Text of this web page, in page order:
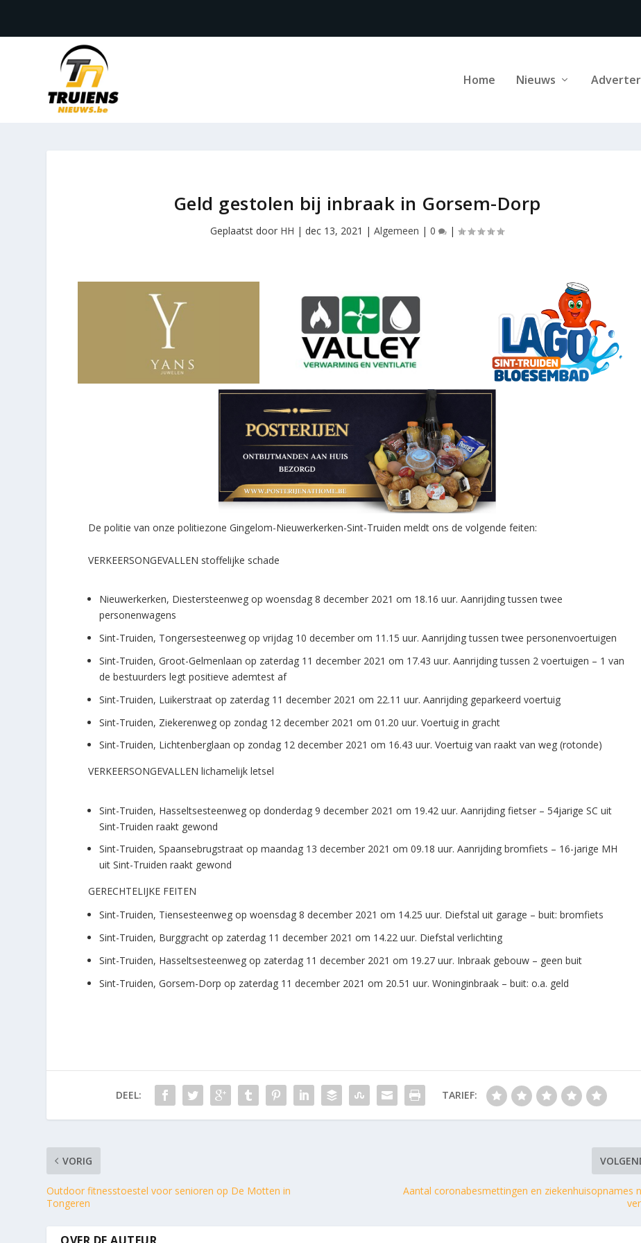
Home Nieuws
Geld gestolen bij inbraak in Gorsem-Dorp
Geplaatst door HH |dec 13, 2021 |Algemeen |0 |
De politie van onze politiezone Gingelom-Nieuwerkerken-Sint-Truiden meldt ons de volgende feiten:
VERKEERSONGEVALLEN stoffelijke schade
Nieuwerkerken, Diestersteenweg op woensdag 8 december 2021 om 18.16 uur. Aanrijding tussen twee
personenwagens
Sint-Truiden, Tongersesteenweg op vrijdag 10 december om 11.15 uur. Aanrijding tussen twee personenvoertuigen
Sint-Truiden, Groot-Gelmenlaan op zaterdag 11 december 2021 om 17.43 uur. Aanrijding tussen 2 voertuigen – 1 van
de bestuurders legt positieve ademtest af
Sint-Truiden, Luikerstraat op zaterdag 11 december 2021 om 22.11 uur. Aanrijding geparkeerd voertuig
Sint-Truiden, Ziekerenweg op zondag 12 december 2021 om 01.20 uur. Voertuig in gracht
Sint-Truiden, Lichtenberglaan op zondag 12 december 2021 om 16.43 uur. Voertuig van raakt van weg (rotonde)
VERKEERSONGEVALLEN lichamelijk letsel
Sint-Truiden, Hasseltsesteenweg op donderdag 9 december 2021 om 19.42 uur. Aanrijding fietser – 54jarige SC uit
Sint-Truiden raakt gewond
Sint-Truiden, Spaansebrugstraat op maandag 13 december 2021 om 09.18 uur. Aanrijding bromfiets – 16-jarige MH
uit Sint-Truiden raakt gewond
GERECHTELIJKE FEITEN
Sint-Truiden, Tiensesteenweg op woensdag 8 december 2021 om 14.25 uur. Diefstal uit garage – buit: bromfiets
Sint-Truiden, Burggracht op zaterdag 11 december 2021 om 14.22 uur. Diefstal verlichting
Sint-Truiden, Hasseltsesteenweg op zaterdag 11 december 2021 om 19.27 uur. Inbraak gebouw – geen buit
Sint-Truiden, Gorsem-Dorp op zaterdag 11 december 2021 om 20.51 uur. Woninginbraak – buit: o.a. geld
DEEL: TARIEF:
VORIG
Outdoor fitnesstoestel voor senioren op De Motten in
Tongeren
Aantal coronabesmettingen en ziekenhuisopnames
OVER DE AUTEUR